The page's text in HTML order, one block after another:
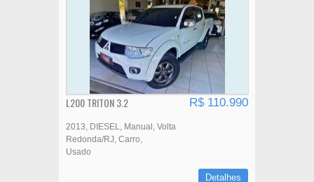
L200 TRITON 3.2 R$ 110.990
2013 DIESEL Manual
Volta
Redonda/RJ Carro
Usado
Detalhes